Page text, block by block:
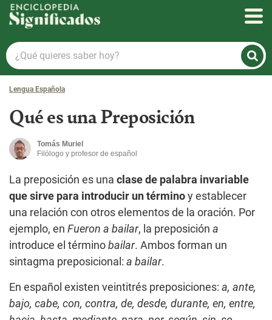
Enciclopedia Significados
¿Qué
quieres
saber
hoy?
Lengua Española
Qué es una Preposición
Tomás Muriel
Filólogo y profesor de español
La preposición es una clase de palabra invariable
que sirve para introducir un término y establecer
una relación con otros elementos de la oración. Por
ejemplo, en Fueron a bailar, la preposición a
introduce el término bailar. Ambos forman un
sintagma preposicional: a bailar.
En español existen veintitrés preposiciones: a, ante,
bajo, cabe, con, contra, de, desde, durante, en, entre,